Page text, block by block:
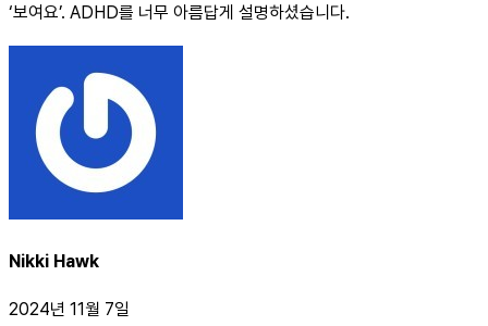
‘보여요’. ADHD를 너무 아름답게 설명하셨습니다.
Nikki Hawk
2024년 11월 7일